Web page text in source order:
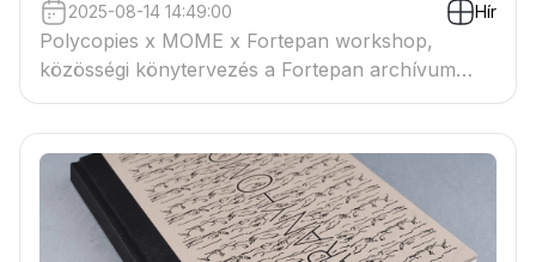
2025-08-14 14:49:00 Hír
Polycopies x MOME x Fortepan workshop,
közösségi könytervezés a Fortepan archívum
képeiből